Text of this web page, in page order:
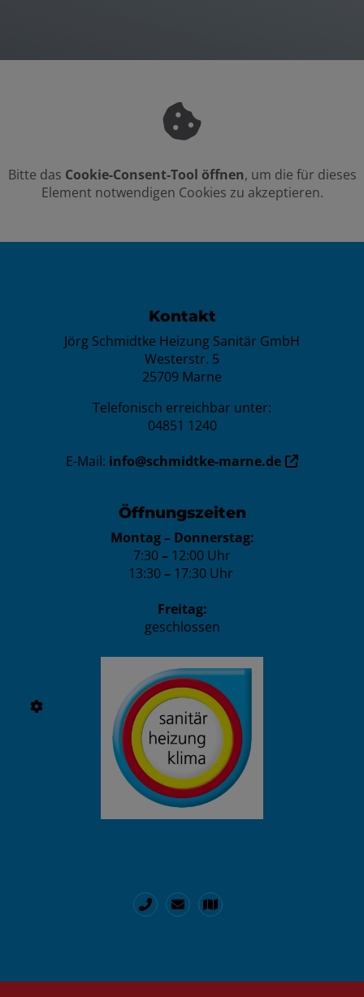
Bitte das Cookie-Consent-Tool öffnen, um die für dieses
Element notwendigen Cookies zu akzeptieren.
Kontakt
Jörg Schmidtke Heizung Sanitär GmbH
Westerstr. 5
25709 Marne
Telefonisch erreichbar unter:
04851 1240
E-Mail: info@schmidtke-marne.de
Öffnungszeiten
Montag – Donnerstag:
7:30– 12:00 Uhr
13:30– 17:30 Uhr
Freitag:
geschlossen